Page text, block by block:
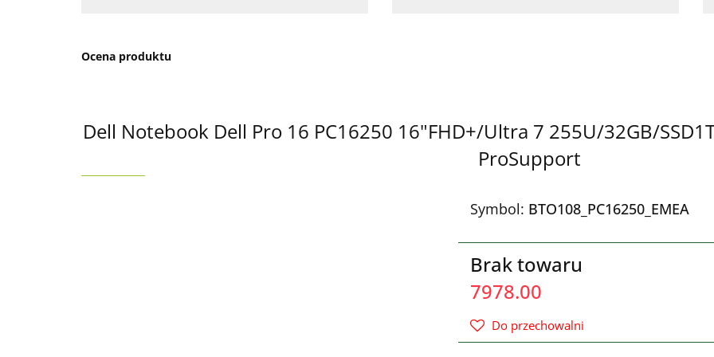
Ocena produktu
Dell Notebook Dell Pro 16 PC16250 16"FHD+/Ultra 7 255U/32GB/
ProSupport
Symbol: BTO108_PC16250_EMEA
Brak towaru
7978.00
Do przechowalni